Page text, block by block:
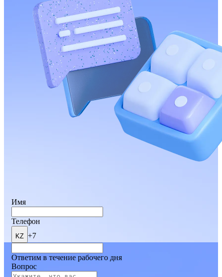
Имя
Телефон
KZ +7
Ответим в течение рабочего дня
Вопрос